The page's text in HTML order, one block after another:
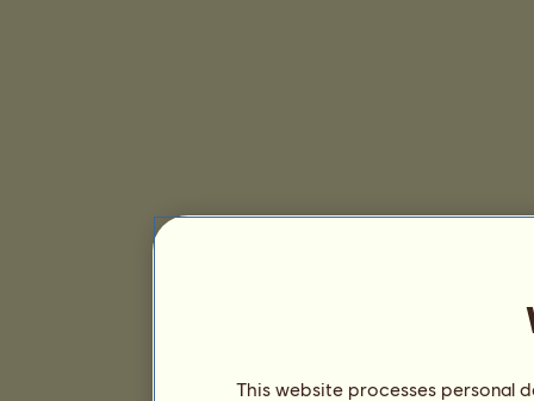
This website processes personal